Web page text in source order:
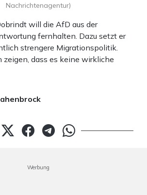
will die AfD aus der
fernhalten. Dazu setzt er
strengere Migrationspolitik.
zeigen, dass es keine wirkliche
Nachrichtenagentur)
Werbung